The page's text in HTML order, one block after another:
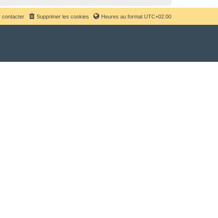
Heures au format UTC+02:00
Supprimer les cookies
contacter